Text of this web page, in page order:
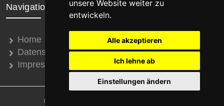
unsere Website weiter zu
entwickeln.
Alle akzeptieren
Ich lehne ab
Einstellungen ändern
Navigation
Home
Datenschutz
Impressum
© 2008 - 2026 Thomas Schroth Internetservice